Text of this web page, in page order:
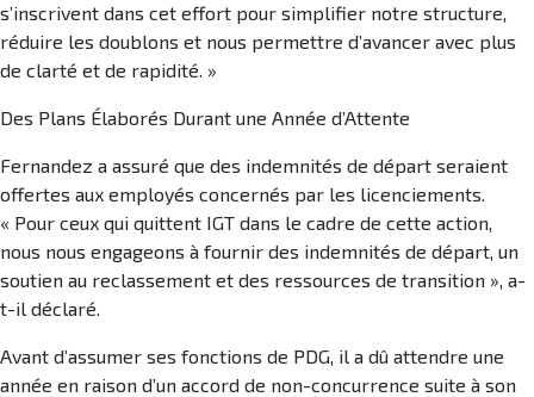
s’inscrivent dans cet effort pour simplifier notre structure,
réduire les doublons et nous permettre d’avancer avec plus
de clarté et de rapidité. »
Des Plans Élaborés Durant une Année d’Attente
Fernandez a assuré que des indemnités de départ seraient
offertes aux employés concernés par les licenciements.
« Pour ceux qui quittent IGT dans le cadre de cette action,
nous nous engageons à fournir des indemnités de départ, un
soutien au reclassement et des ressources de transition », a-
t-il déclaré.
Avant d’assumer ses fonctions de PDG, il a dû attendre une
année en raison d’un accord de non-concurrence suite à son